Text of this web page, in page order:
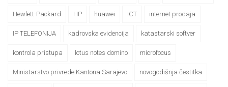
Hewlett-Packard HP huawei ICT internet prodaja
IP TELEFONIJA kadrovska evidencija katastarski softver
kontrola pristupa lotus notes domino microfocus
Ministarstvo privrede Kantona Sarajevo novogodišnja čestitka